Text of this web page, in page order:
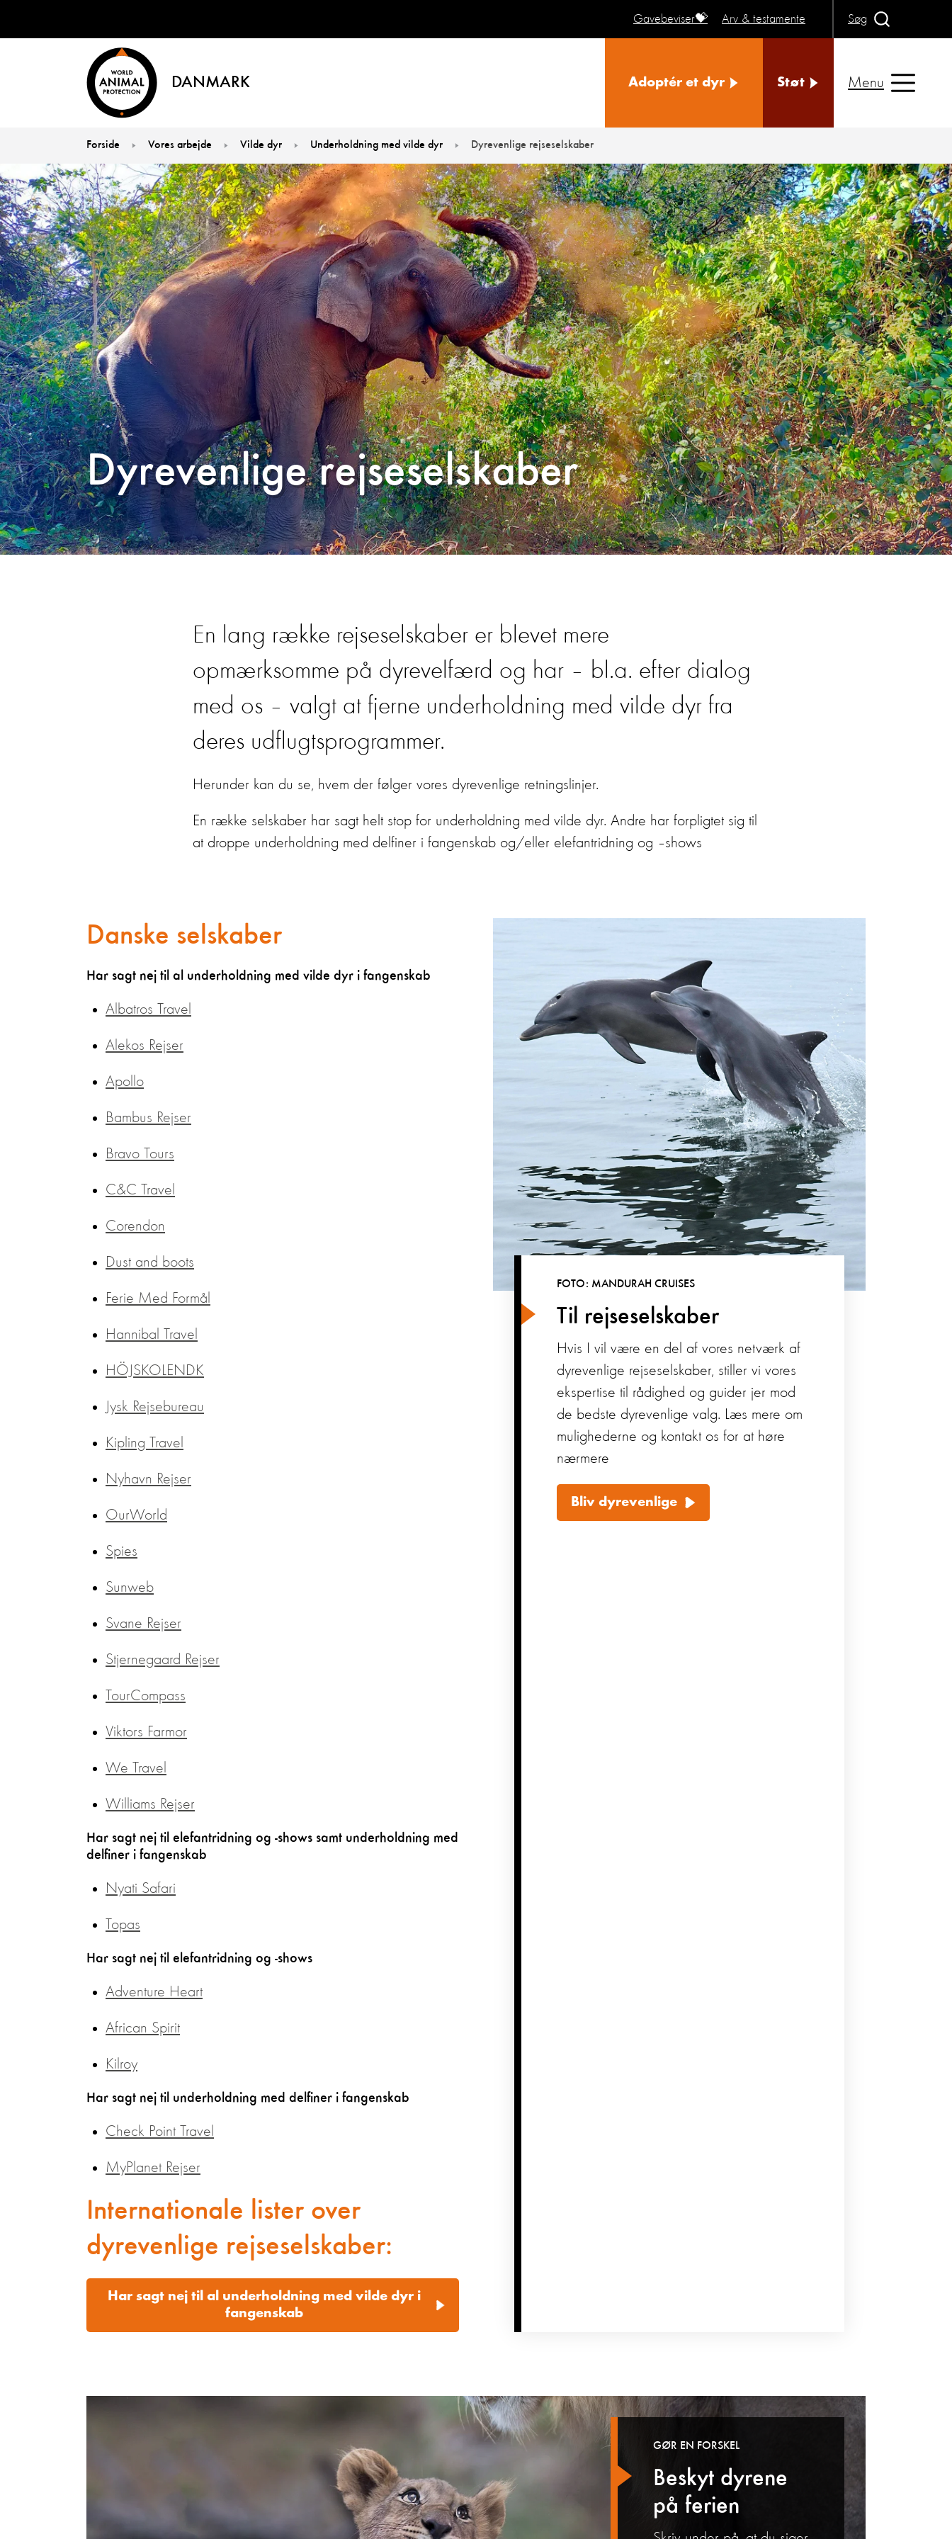
DANMARK
Gavebeviser💝 Arv & testamente Søg
Adoptér et dyr Støt Menu
Forside Vores arbejde Vilde dyr Underholdning med vilde dyr Dyrevenlige rejseselskaber
Dyrevenlige rejseselskaber
En lang række rejseselskaber er blevet mere
opmærksomme på dyrevelfærd og har – bl.a. efter dialog
med os – valgt at fjerne underholdning med vilde dyr fra
deres udflugtsprogrammer.
Herunder kan du se, hvem der følger vores dyrevenlige retningslinjer.
En række selskaber har sagt helt stop for underholdning med vilde dyr. Andre har forpligtet sig til
at droppe underholdning med delfiner i fangenskab og/eller elefantridning og –shows
Danske selskaber
Har sagt nej til al underholdning med vilde dyr i fangenskab
Albatros Travel
Alekos Rejser
Apollo
Bambus Rejser
Bravo Tours
C&C Travel
Corendon
Dust and boots
Ferie Med Formål
Hannibal Travel
HÖJSKOLENDK
Jysk Rejsebureau
Kipling Travel
Nyhavn Rejser
OurWorld
Spies
Sunweb
Svane Rejser
Stjernegaard Rejser
TourCompass
Viktors Farmor
We Travel
Williams Rejser
Har sagt nej til elefantridning og -shows samt underholdning med
delfiner i fangenskab
Nyati Safari
Topas
Har sagt nej til elefantridning og -shows
Adventure Heart
African Spirit
Kilroy
Har sagt nej til underholdning med delfiner i fangenskab
Check Point Travel
MyPlanet Rejser
Internationale lister over
dyrevenlige rejseselskaber:
Har sagt nej til al underholdning med vilde dyr i
fangenskab
Til rejseselskaber
FOTO: MANDURAH CRUISES
Hvis I vil være en del af vores netværk af
dyrevenlige rejseselskaber, stiller vi vores
ekspertise til rådighed og guider jer mod
de bedste dyrevenlige valg. Læs mere om
mulighederne og kontakt os for at høre
nærmere
Bliv dyrevenlige
Beskyt dyrene
på ferien
GØR EN FORSKEL